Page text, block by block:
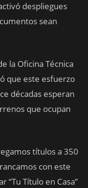
despliegues
sean
la Oficina Técnica
que este esfuerzo
décadas esperan
que ocupan
títulos a 350
con este
“Tu Título en Casa”